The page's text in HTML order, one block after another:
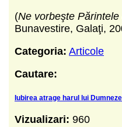
(Ne vorbeşte Părintele
Bunavestire, Galaţi,
Categoria: Articole
Cautare:
Iubirea atrage harul lui
Vizualizari: 960